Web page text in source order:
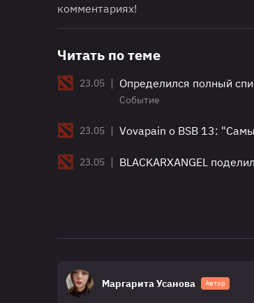
комментариях!
Читать по теме
23.05 | Определился полный
Событие
23.05 | Vovapain о BSB 13:
23.05 | BLACKARXANGEL
Маргарита Усанова Автор